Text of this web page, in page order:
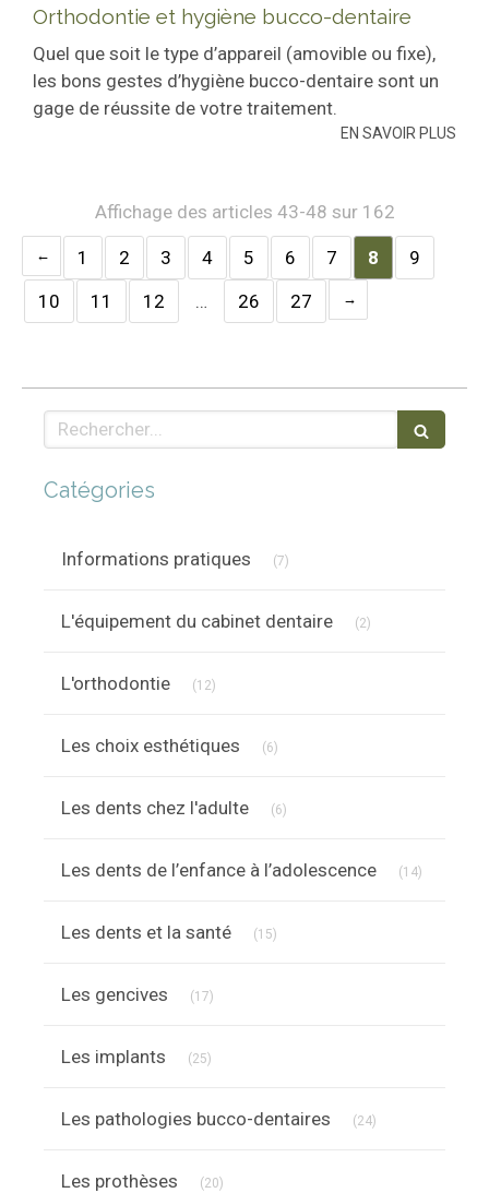
Orthodontie et hygiène bucco-dentaire
Quel que soit le type d’appareil (amovible ou fixe),
les bons gestes d’hygiène bucco-dentaire sont un
gage de réussite de votre traitement.
EN SAVOIR PLUS
Affichage des articles 43-48 sur 162
1 2 3 4 5 6 7 8
9
10
11 12 … 26 27
Rechercher
Catégories
Informations pratiques (7)
L'équipement du cabinet dentaire (2)
L'orthodontie (12)
Les choix esthétiques (6)
Les dents chez l'adulte (6)
Les dents de l’enfance à l’adolescence (14)
Les dents et la santé (15)
Les gencives (17)
Les implants (25)
Les pathologies bucco-dentaires (24)
Les prothèses (20)